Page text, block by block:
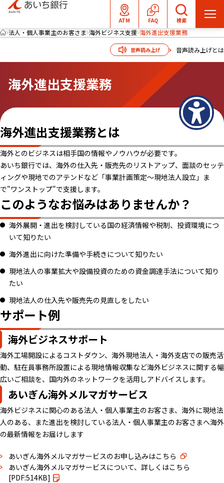
ATM FAQ 検索
メ
ニ
ー
法人・個人事業主のお客さま 海外ビジネス支援 海外進出支援業務
音声読み上げ 音声読み上げとは
海外進出支援業務
海外進出支援業務とは
海外とのビジネスは相手国の情報やノウハウが必要です。
あいち銀行では、海外の仕入先・販売先のリストアップ、面談のセッテ
ィングや現地でのアテンドなど「事業計画策定～現地法人設立」ま
で"ワンストップ"で支援します。
このようなお悩みはありませんか？
海外展開・進出を検討している国の経済情報や税制、投資環境につ
いて知りたい
海外進出に向けた準備や手続きについて知りたい
現地法人の事業拡大や設備投資のための資金調達手法について知り
たい
現地法人の仕入先や販売先の見直しをしたい
サポート例
海外ビジネスサポート
海外工場開設によるコストダウン、海外現地法人・海外支店での販売活
動、駐在員事務所設置による現地情報収集など海外ビジネスに関する幅
広いご相談を、国内外のネットワークを活用しアドバイスします。
あいぎん海外メルマガサービス
海外ビジネスに関心のある法人・個人事業主のお客さま、海外に現地法
人のある、また進出を検討している法人・個人事業主のお客さまへ海外
の最新情報をお届けします
あいぎん海外メルマガサービスのお申し込みはこちら
あいぎん海外メルマガサービスについて、詳しくはこちら
[PDF:514KB]